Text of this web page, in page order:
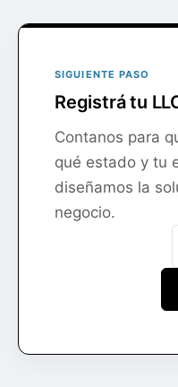
SIGUIENTE PASO
Registrá tu
Contanos para
qué estado y tu
diseñamos la
negocio.